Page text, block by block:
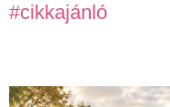
#cikkajánló